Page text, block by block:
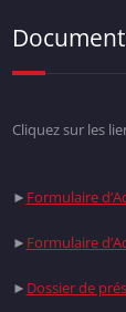
Cliquez sur les
► Formulaire
► Formulaire
► Dossier de